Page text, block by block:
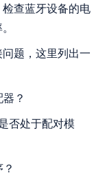
查蓝牙设备的电
题，这里列出一
？
否处于配对模